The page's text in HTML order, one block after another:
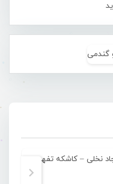
نخلی – کاشکه تفهمی